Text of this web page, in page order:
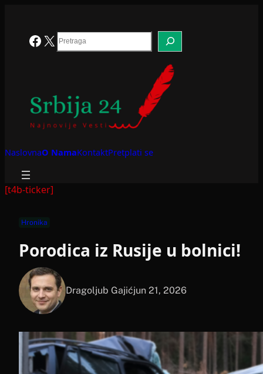
Facebook
X Search
NaslovnaO NamaKontaktPretplati se
[t4b-ticker]
Hronika
Porodica iz Rusije u bolnici!
Dragoljub Gajićjun 21, 2026